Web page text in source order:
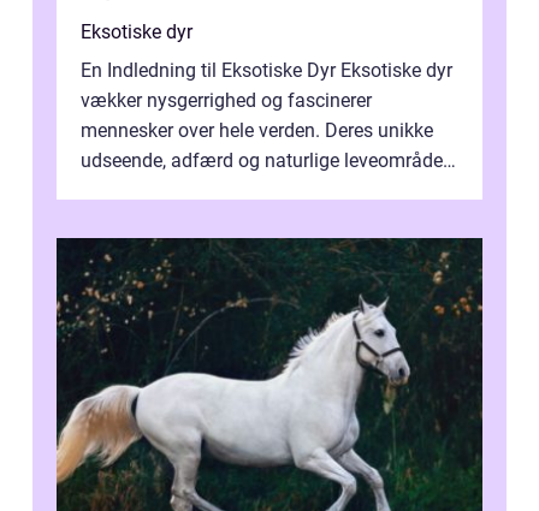
Eksotiske dyr
En Indledning til Eksotiske Dyr Eksotiske dyr
vækker nysgerrighed og fascinerer
mennesker over hele verden. Deres unikke
udseende, adfærd og naturlige leveområder